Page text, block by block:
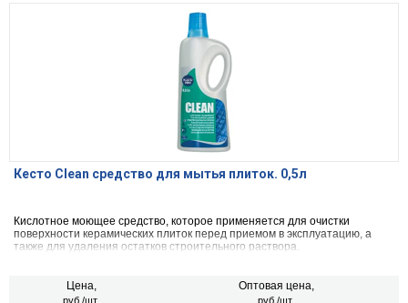
Кесто Clean средство для мытья плиток. 0,5л
Кислотное моющее средство, которое применяется для очистки
поверхности керамических плиток перед приемом в эксплуатацию, а
также для удаления остатков строительного раствора.
Цена,
руб./шт.
Оптовая цена,
руб./шт.